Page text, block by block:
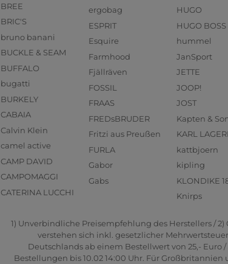
BREE
BRIC'S
bruno banani
BUCKLE & SEAM
BUFFALO
bugatti
BURKELY
CABAIA
Calvin Klein
camel active
CAMP DAVID
CAMPOMAGGI
CATERINA LUCCHI
ergobag
ESPRIT
Esquire
Farmhood
Fjällräven
FOSSIL
FRAAS
FREDsBRUDER
Fritzi aus Preußen
FURLA
Gabor
Gabs
HUGO
HUGO BOSS
hummel
JanSport
JETTE
JOOP!
JOST
Kapten &
KARL
kattbjoern
kipling
KLONDIKE
Knirps
1) Unverbindliche Preisempfehlung des Herstellers /
verstehen sich inkl. gesetzlicher
Deutschlands ab einem Bestellwert von 25,- Euro
Bestellungen bis 10.02 14:00 Uhr. Für